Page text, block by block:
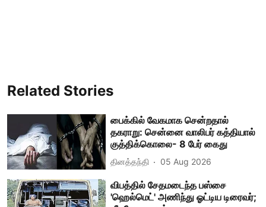
Related Stories
பைக்கில் வேகமாக சென்றதால்
தகராறு: சென்னை வாலிபர் கத்தியால்
குத்திக்கொலை- 8 பேர் கைது
தினத்தந்தி 05 Aug 2026
விபத்தில் சேதமடைந்த பஸ்சை
'ஹெல்மெட்' அணிந்து ஓட்டிய டிரைவர்;